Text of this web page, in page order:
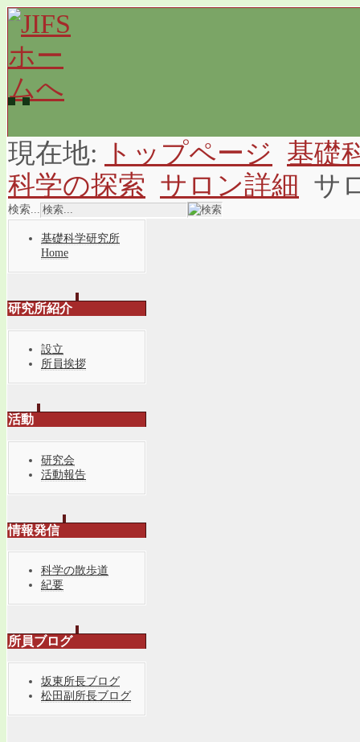
現在地: トップページ 基礎
科学の探索 サロン詳細 サ
検索...
基礎科学研究所
Home
研究所紹介
設立
所員挨拶
活動
研究会
活動報告
情報発信
科学の散歩道
紀要
所員ブログ
坂東所長ブログ
松田副所長ブログ